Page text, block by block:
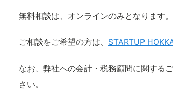
無料相談は、オンラインのみとなります。
ご相談をご希望の方は、 STARTUP
なお、弊社への会計・税務顧問に関する
さい。